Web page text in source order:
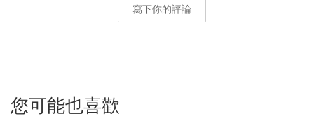
寫下你的評論
您可能也喜歡